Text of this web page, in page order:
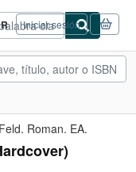
Iniciar sesión
Roman. EA.